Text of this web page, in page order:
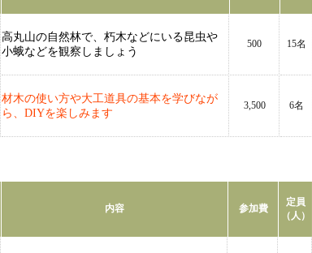
高丸山の自然林で、朽木などにいる昆虫や
小蛾などを観察しましょう
500 15名
材木の使い方や大工道具の基本を学びなが
ら、DIYを楽しみます
3,500 6名
内容 参加費
定員
（人）